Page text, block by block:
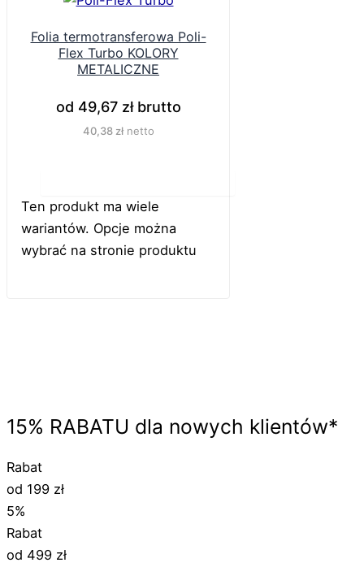
Folia termotransferowa Poli-
Flex Turbo KOLORY
METALICZNE
od 49,67 złbrutto
40,38 złnetto
Ten produkt ma wiele
wariantów. Opcje można
wybrać na stronie produktu
15% RABATU dla nowych klientów*
Rabat
od 199 zł
5%
Rabat
od 499 zł